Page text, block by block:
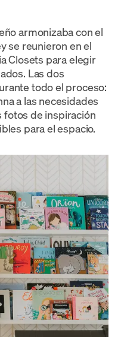
armonizaba con el
se reunieron en el
Closets para elegir
Las dos
todo el proceso:
a las necesidades
fotos de inspiración
para el espacio.